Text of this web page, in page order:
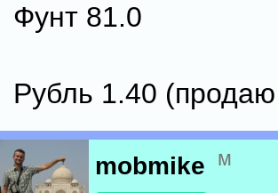
Фунт 81.0
Рубль 1.40
mobmike м